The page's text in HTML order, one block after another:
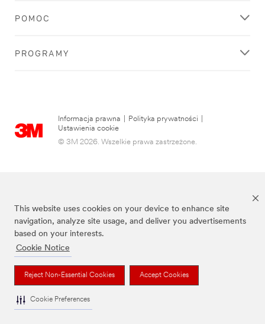
This website uses cookies on your device to enhance site
navigation, analyze site usage, and deliver you advertisements
based on your interests.
Cookie Notice
Reject Non-Essential Cookies Accept Cookies
Cookie Preferences
POMOC
PROGRAMY
Informacja prawna Polityka prywatności
Ustawienia cookie
© 3M 2026. Wszelkie prawa zastrzeżone.
3M, Post-it® oraz kolor Canary Yellow™ są znakami towarowymi firmy 3M.